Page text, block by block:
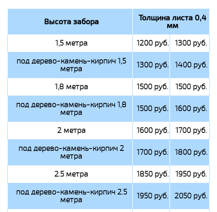
Высота забора Толщина листа 0,4
мм
1,5 метра 1200 руб.
1300 руб.
под дерево-камень-кирпич 1,5
метра 1300 руб. 1400 руб.
1,8 метра 1500 руб.
1500 руб.
под дерево-камень-кирпич 1,8
метра 1500 руб. 1600 руб.
2 метра 1600 руб.
1700 руб.
под дерево-камень-кирпич 2
метра 1700 руб. 1800 руб.
2.5 метра 1850 руб.
1950 руб.
под дерево-камень-кирпич 2.5
метра 1950 руб. 2050 руб.